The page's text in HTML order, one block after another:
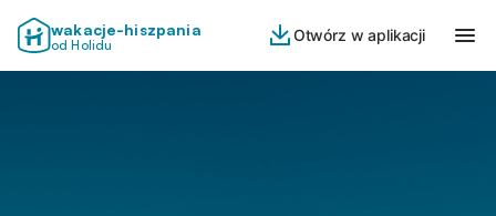
wakacje-hiszpania
od Holidu
Otwórz w aplikacji